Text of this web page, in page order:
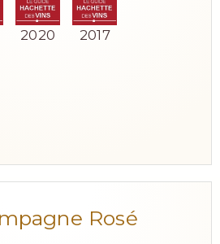
2020 2017
Rosé